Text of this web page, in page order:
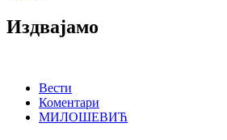
Издвајамо
Вести
Коментари
МИЛОШЕВИЋ